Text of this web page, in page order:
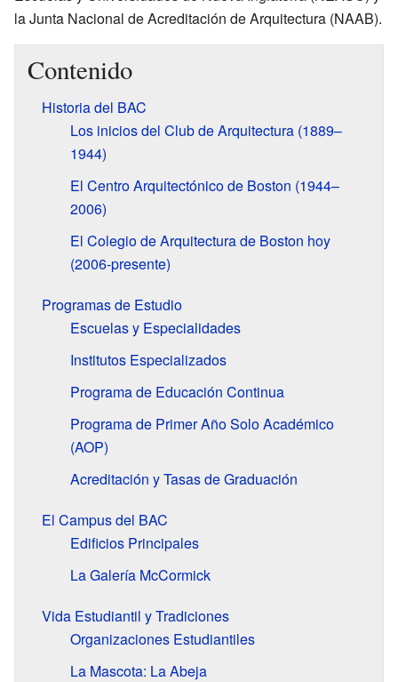
la Junta Nacional de Acreditación de Arquitectura (NAAB).
Contenido
Historia del BAC
Los inicios del Club de Arquitectura (1889–
1944)
El Centro Arquitectónico de Boston (1944–
2006)
El Colegio de Arquitectura de Boston hoy
(2006-presente)
Programas de Estudio
Escuelas y Especialidades
Institutos Especializados
Programa de Educación Continua
Programa de Primer Año Solo Académico
(AOP)
Acreditación y Tasas de Graduación
El Campus del BAC
Edificios Principales
La Galería McCormick
Vida Estudiantil y Tradiciones
Organizaciones Estudiantiles
La Mascota: La Abeja